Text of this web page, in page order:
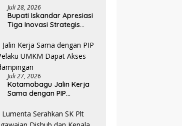
Juli 28, 2026
Bupati Iskandar Apresiasi
Tiga Inovasi Strategis
Angkatan II 2026
Juli 27, 2026
Kotamobagu Jalin Kerja
Sama dengan PIP
Dapat Akses Kredit dan
Pendampingan